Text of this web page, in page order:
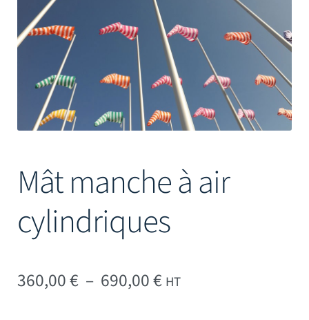
Mât manche à air
cylindriques
360,00€ – 690,00€Plage de prix :
HT